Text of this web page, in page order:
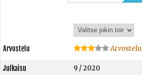
Arvostelu Arvostelu
Julkaisu 9 / 2020